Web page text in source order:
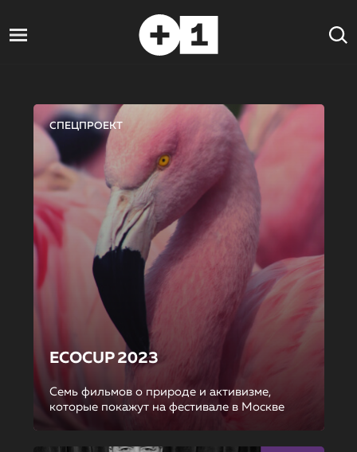
СПЕЦПРОЕКТ
ECOCUP 2023
Семь фильмов о природе и активизме,
которые покажут на фестивале в Москве